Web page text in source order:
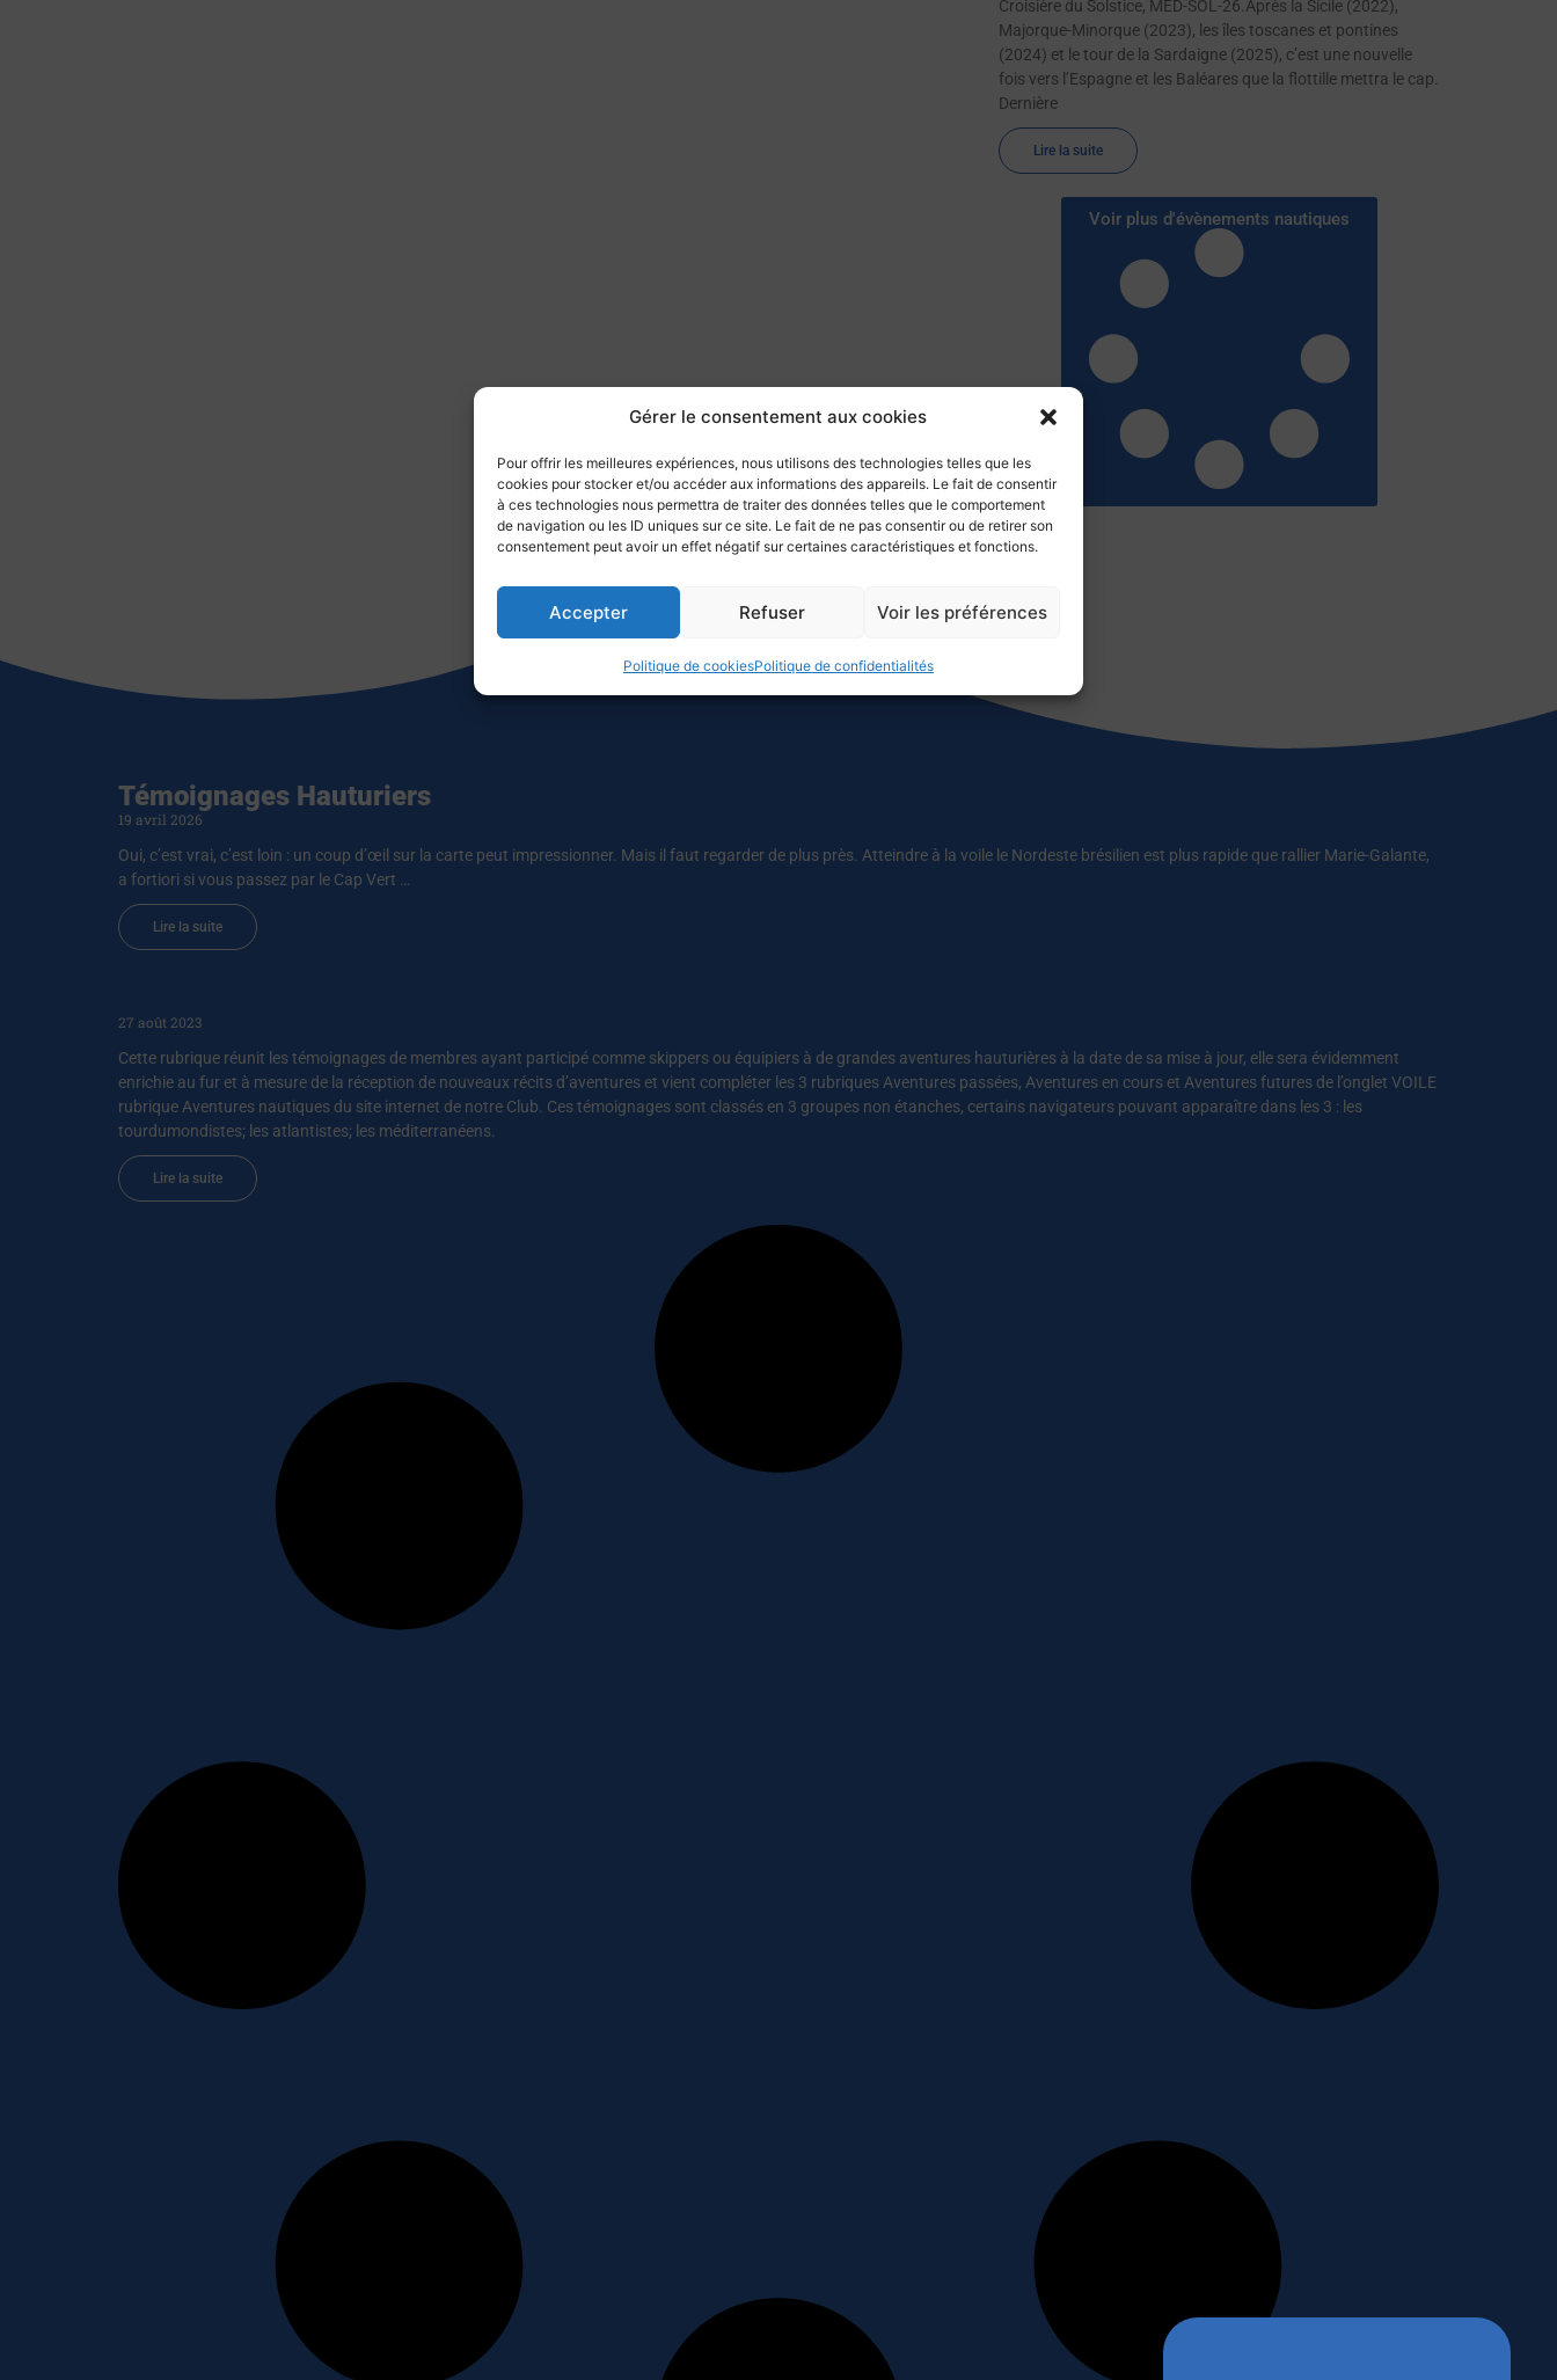
Gérer le consentement aux cookies
Pour offrir les meilleures expériences, nous utilisons des technologies telles que les
cookies pour stocker et/ou accéder aux informations des appareils. Le fait de consentir
à ces technologies nous permettra de traiter des données telles que le comportement
de navigation ou les ID uniques sur ce site. Le fait de ne pas consentir ou de retirer son
consentement peut avoir un effet négatif sur certaines caractéristiques et fonctions.
Accepter Refuser Voir les préférences
Politique de cookiesPolitique de confidentialités
Croisière du Solstice, MED-SOL-26.Après la Sicile (2022),
Majorque-Minorque (2023), les îles toscanes et pontines
(2024) et le tour de la Sardaigne (2025), c’est une nouvelle
fois vers l’Espagne et les Baléares que la flottille mettra le cap.
Dernière
Lire la suite
Voir plus d'évènements nautiques
Témoignages Hauturiers
19 avril 2026
Oui, c’est vrai, c’est loin : un coup d’œil sur la carte peut impressionner. Mais il faut regarder de plus près. Atteindre à la voile le Nordeste brésilien est plus rapide que rallier Marie-Galante,
a fortiori si vous passez par le Cap Vert …
Lire la suite
27 août 2023
Cette rubrique réunit les témoignages de membres ayant participé comme skippers ou équipiers à de grandes aventures hauturières à la date de sa mise à jour, elle sera évidemment
enrichie au fur et à mesure de la réception de nouveaux récits d’aventures et vient compléter les 3 rubriques Aventures passées, Aventures en cours et Aventures futures de l’onglet VOILE
rubrique Aventures nautiques du site internet de notre Club. Ces témoignages sont classés en 3 groupes non étanches, certains navigateurs pouvant apparaître dans les 3 : les
tourdumondistes; les atlantistes; les méditerranéens.
Lire la suite